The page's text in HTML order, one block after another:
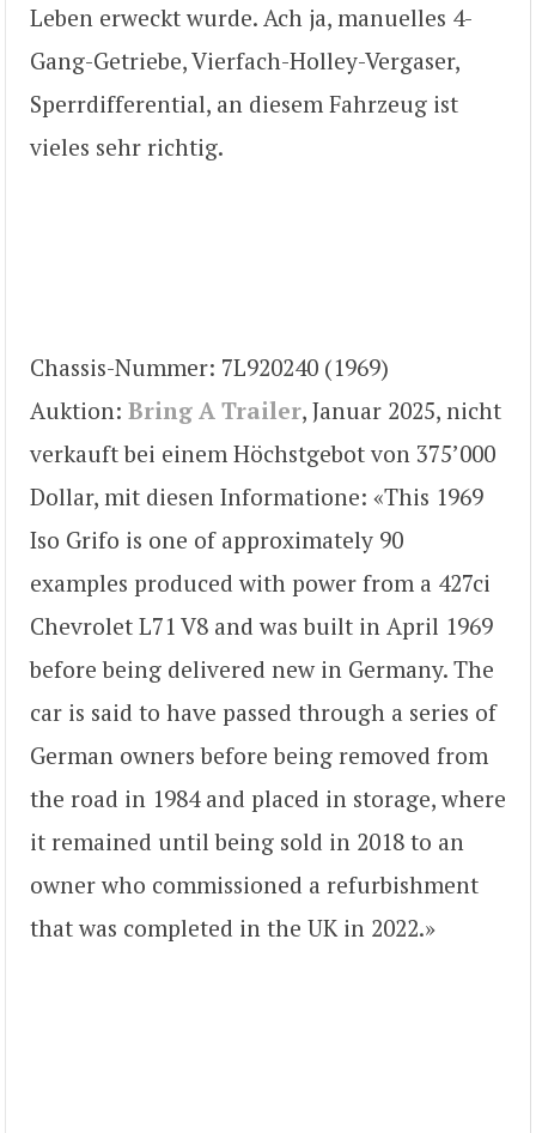
Leben erweckt wurde. Ach ja, manuelles 4-
Gang-Getriebe, Vierfach-Holley-Vergaser,
Sperrdifferential, an diesem Fahrzeug ist
vieles sehr richtig.
Chassis-Nummer: 7L920240 (1969)
Auktion: Bring A Trailer, Januar 2025, nicht
verkauft bei einem Höchstgebot von 375’000
Dollar, mit diesen Informatione: «This 1969
Iso Grifo is one of approximately 90
examples produced with power from a 427ci
Chevrolet L71 V8 and was built in April 1969
before being delivered new in Germany. The
car is said to have passed through a series of
German owners before being removed from
the road in 1984 and placed in storage, where
it remained until being sold in 2018 to an
owner who commissioned a refurbishment
that was completed in the UK in 2022.»